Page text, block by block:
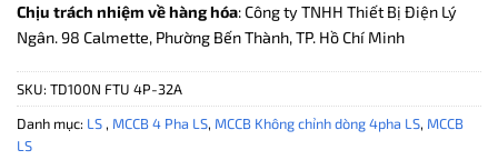
Chịu trách nhiệm về hàng hóa: Công ty TNHH Thiết Bị Điện Lý
Ngân. 98 Calmette, Phường Bến Thành, TP. Hồ Chí Minh
SKU: TD100N FTU 4P-32A
Danh mục: LS , MCCB 4 Pha LS, MCCB Không chỉnh dòng 4pha LS, MCCB
LS